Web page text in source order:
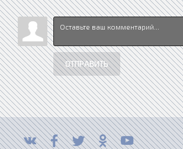
ОТПРАВИТЬ